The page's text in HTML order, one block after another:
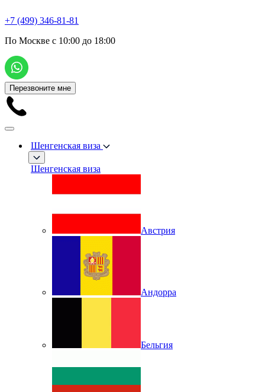
+7 (499) 346-81-81
По Москве с 10:00 до 18:00
Перезвоните мне
Шенгенская виза
Шенгенская виза
Австрия
Андорра
Бельгия